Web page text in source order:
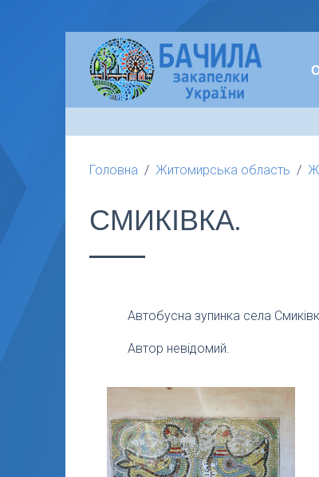
Головна Житомирська область
СМИКІВКА.
Автобусна зупинка села
Автор невідомий.